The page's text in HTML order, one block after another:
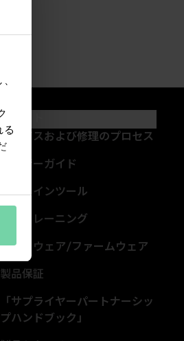
る
サポート
サービスおよび修理のプロセス
ユーザーガイド
オンラインツール
製品トレーニング
ソフトウェア/ファームウェア
製品保証
「サプライヤーパートナーシッ
プハンドブック」